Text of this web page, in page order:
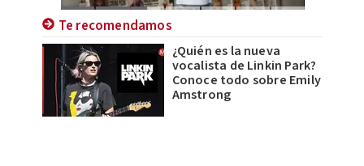
Te recomendamos
¿Quién es la nueva
vocalista de Linkin Park?
Conoce todo sobre Emily
Amstrong